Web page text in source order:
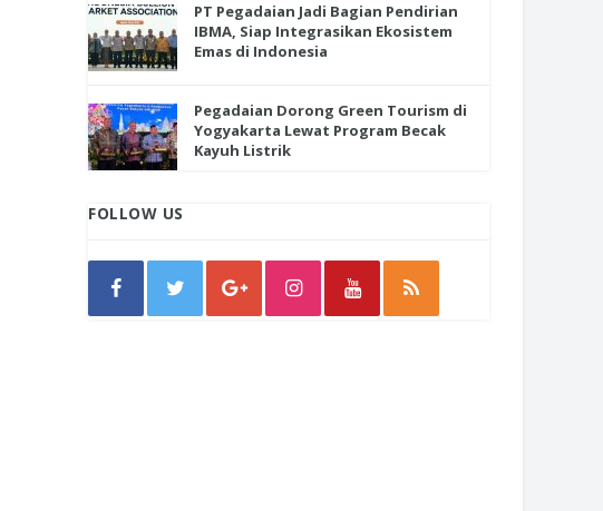
PT Pegadaian Jadi Bagian Pendirian
IBMA, Siap Integrasikan Ekosistem
Emas di Indonesia
Pegadaian Dorong Green Tourism di
Yogyakarta Lewat Program Becak
Kayuh Listrik
FOLLOW US